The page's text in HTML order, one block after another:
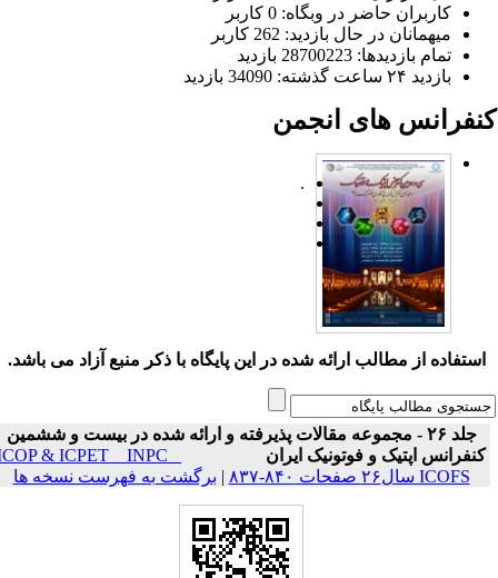
کاربران حاضر در وبگاه: 0 کاربر
میهمانان در حال بازدید: 262 کاربر
تمام بازدید‌ها: 28700223 بازدید
بازدید ۲۴ ساعت گذشته: 34090 بازدید
های انجمن
.
استفاده از مطالب ارائه شده در این پایگاه با ذکر منبع آزاد می باشد.
جلد ۲۶ - مجموعه مقالات پذیرفته و ارائه شده در بیست و ششمین
کنفرانس اپتیک و فوتونیک ایران
ICOP & ICPET _ INPC _
ICOFS سال۲۶ صفحات ۸۴۰-۸۳۷
| برگشت به فهرست نسخه ها